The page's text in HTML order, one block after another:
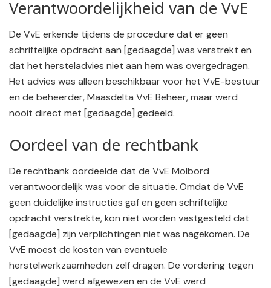
Verantwoordelijkheid van de VvE
De VvE erkende tijdens de procedure dat er geen
schriftelijke opdracht aan [gedaagde] was verstrekt en
dat het hersteladvies niet aan hem was overgedragen.
Het advies was alleen beschikbaar voor het VvE-bestuur
en de beheerder, Maasdelta VvE Beheer, maar werd
nooit direct met [gedaagde] gedeeld.
Oordeel van de rechtbank
De rechtbank oordeelde dat de VvE Molbord
verantwoordelijk was voor de situatie. Omdat de VvE
geen duidelijke instructies gaf en geen schriftelijke
opdracht verstrekte, kon niet worden vastgesteld dat
[gedaagde] zijn verplichtingen niet was nagekomen. De
VvE moest de kosten van eventuele
herstelwerkzaamheden zelf dragen. De vordering tegen
[gedaagde] werd afgewezen en de VvE werd